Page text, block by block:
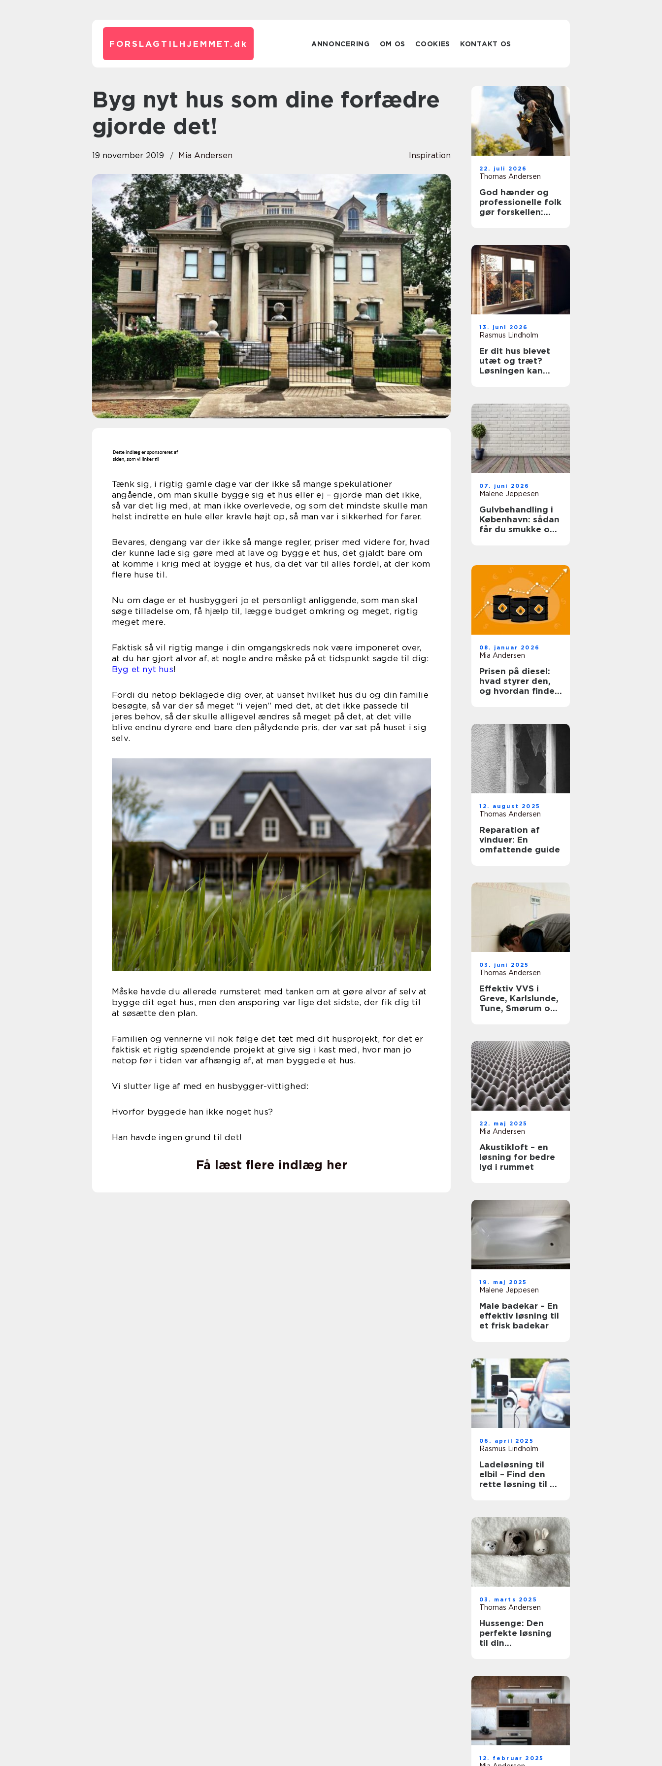
FORSLAGTILHJEMMET. dk ANNONCERING OM OS COOKIES KONTAKT OS
Byg nyt hus som dine forfædre
gjorde det!
19 november 2019 Mia Andersen Inspiration
Tænk sig, i rigtig gamle dage var der ikke så mange spekulationer
angående, om man skulle bygge sig et hus eller ej – gjorde man det ikke,
så var det lig med, at man ikke overlevede, og som det mindste skulle man
helst indrette en hule eller kravle højt op, så man var i sikkerhed for farer.
Bevares, dengang var der ikke så mange regler, priser med videre for, hvad
der kunne lade sig gøre med at lave og bygge et hus, det gjaldt bare om
at komme i krig med at bygge et hus, da det var til alles fordel, at der kom
flere huse til.
Nu om dage er et husbyggeri jo et personligt anliggende, som man skal
søge tilladelse om, få hjælp til, lægge budget omkring og meget, rigtig
meget mere.
Faktisk så vil rigtig mange i din omgangskreds nok være imponeret over,
at du har gjort alvor af, at nogle andre måske på et tidspunkt sagde til dig:
Byg et nyt hus!
Fordi du netop beklagede dig over, at uanset hvilket hus du og din familie
besøgte, så var der så meget “i vejen” med det, at det ikke passede til
jeres behov, så der skulle alligevel ændres så meget på det, at det ville
blive endnu dyrere end bare den pålydende pris, der var sat på huset i sig
selv.
Måske havde du allerede rumsteret med tanken om at gøre alvor af selv at
bygge dit eget hus, men den ansporing var lige det sidste, der fik dig til
at søsætte den plan.
Familien og vennerne vil nok følge det tæt med dit husprojekt, for det er
faktisk et rigtig spændende projekt at give sig i kast med, hvor man jo
netop før i tiden var afhængig af, at man byggede et hus.
Vi slutter lige af med en husbygger-vittighed:
Hvorfor byggede han ikke noget hus?
Han havde ingen grund til det!
Få læst flere indlæg her
22. juli 2026
Thomas Andersen
God hænder og
professionelle folk
gør forskellen:
13. juni 2026
Rasmus Lindholm
Er dit hus blevet
utæt og træt?
Løsningen kan
07. juni 2026
Malene Jeppesen
Gulvbehandling i
København: sådan
får du smukke og
08. januar 2026
Mia Andersen
Prisen på diesel:
hvad styrer den,
og hvordan finder
12. august 2025
Thomas Andersen
Reparation af
vinduer: En
omfattende guide
03. juni 2025
Thomas Andersen
Effektiv VVS i
Greve, Karlslunde,
Tune, Smørum og
22. maj 2025
Mia Andersen
Akustikloft – en
løsning for bedre
lyd i rummet
19. maj 2025
Malene Jeppesen
Male badekar – En
effektiv løsning til
et frisk badekar
06. april 2025
Rasmus Lindholm
Ladeløsning til
elbil – Find den
rette løsning til dit
03. marts 2025
Thomas Andersen
Hussenge: Den
perfekte løsning
til din
12. februar 2025